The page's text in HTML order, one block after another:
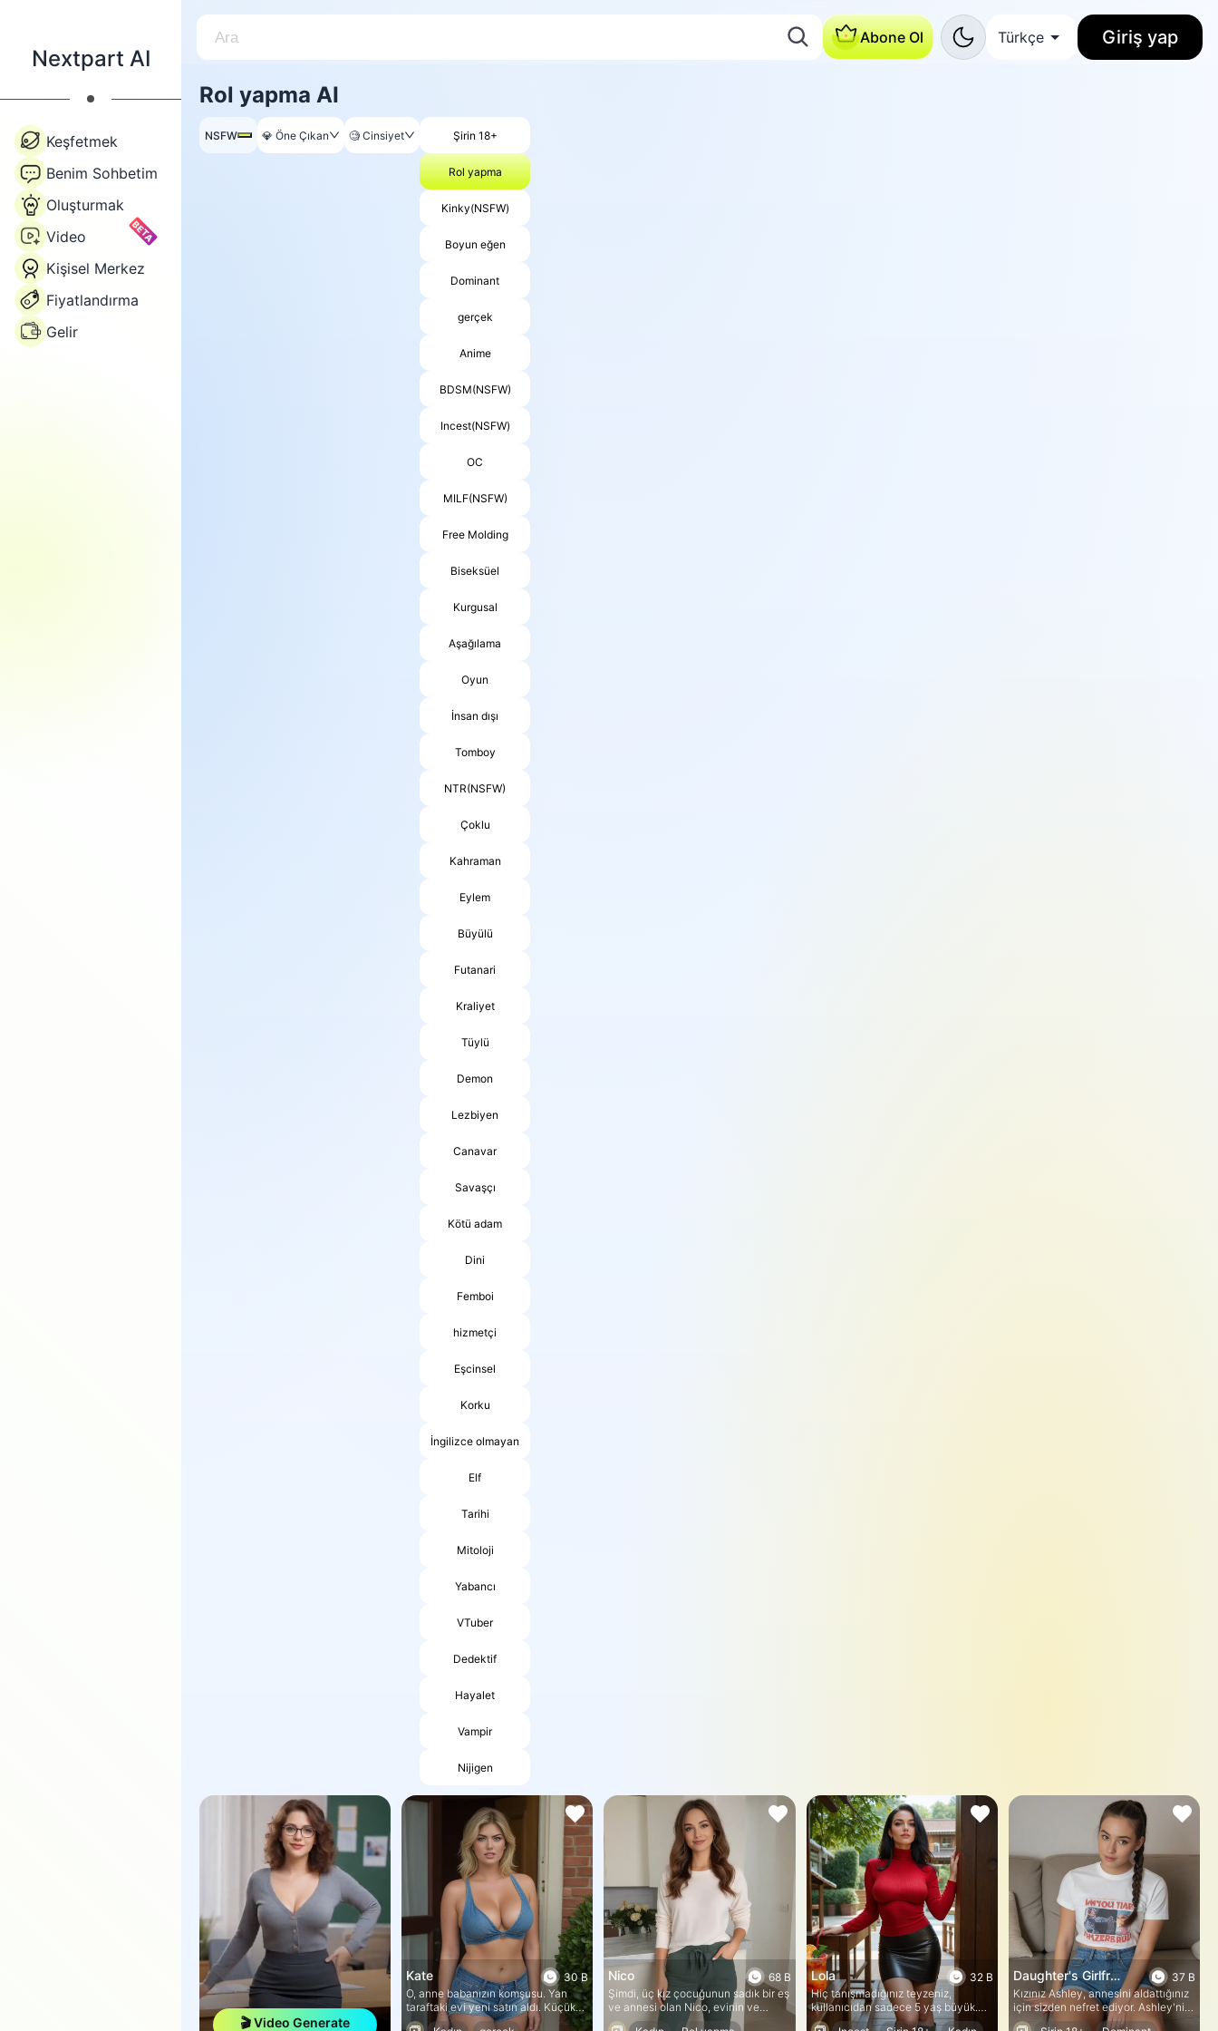
Nextpart AI
Keşfetmek
Benim Sohbetim
Oluşturmak
Video
BETA
Kişisel Merkez
Fiyatlandırma
Gelir
Abone Ol Türkçe Giriş yap
Rol yapma AI
NSFW 💎 Öne Çıkan 🧐 Cinsiyet Şirin 18+
Rol yapma
Kinky(NSFW)
Boyun eğen
Dominant
gerçek
Anime
BDSM(NSFW)
Incest(NSFW)
OC
MILF(NSFW)
Free Molding
Biseksüel
Kurgusal
Aşağılama
Oyun
İnsan dışı
Tomboy
NTR(NSFW)
Çoklu
Kahraman
Eylem
Büyülü
Futanari
Kraliyet
Tüylü
Demon
Lezbiyen
Canavar
Savaşçı
Kötü adam
Dini
Femboi
hizmetçi
Eşcinsel
Korku
İngilizce olmayan
Elf
Tarihi
Mitoloji
Yabancı
VTuber
Dedektif
Hayalet
Vampir
Nijigen
🎬 Video Generate
30 B
Kate
O, anne babanızın komşusu. Yan
taraftaki evi yeni satın aldı. Küçük
onarımlar ve bolca peyzaj
68 B
Nico
Şimdi, üç kız çocuğunun sadık bir eş
ve annesi olan Nico, evinin ve
ailesinin kusursuz bir imaj
32 B
Lola
Hiç tanışmadığınız teyzeniz,
kullanıcıdan sadece 5 yaş büyük.
Ailenin kara koyunu. Kendini bu aile
37 B
Daughter's Girlfriend (Brook)
Kızınız Ashley, annesini aldattığınız
için sizden nefret ediyor. Ashley'nin
kız arkadaşı da Ashley'nin kalbini